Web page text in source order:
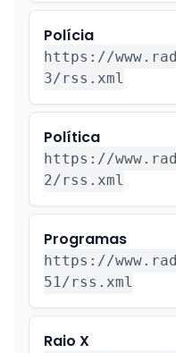
Polícia
https://
3/rss.xml
Política
https://
2/rss.xml
Programas
https://
51/rss.xml
Raio X